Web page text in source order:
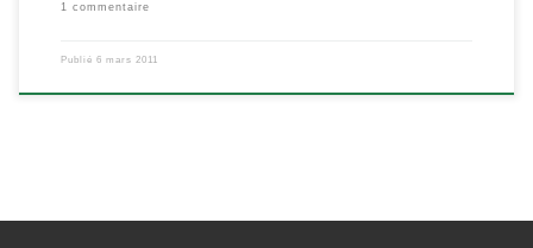
1 commentaire
Publié 6 mars 2011